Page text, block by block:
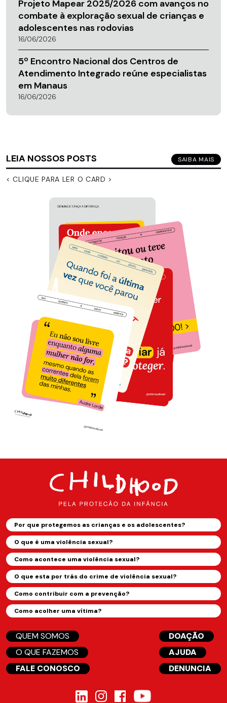
Projeto Mapear 2025/2026 com avanços no
combate à exploração sexual de crianças e
adolescentes nas rodovias
16/06/2026
5º Encontro Nacional dos Centros de
Atendimento Integrado reúne especialistas
em Manaus
16/06/2026
LEIA NOSSOS POSTS SAIBA MAIS
< CLIQUE PARA LER O CARD >
Por que protegemos as crianças e os adolescentes?
O que é uma violência sexual?
Como acontece uma violência sexual?
O que esta por trás do crime de violência sexual?
Como contribuir com a prevenção?
Como acolher uma vítima?
QUEM SOMOS
O QUE FAZEMOS
FALE CONOSCO
DOAÇÃO
AJUDA
DENUNCIA